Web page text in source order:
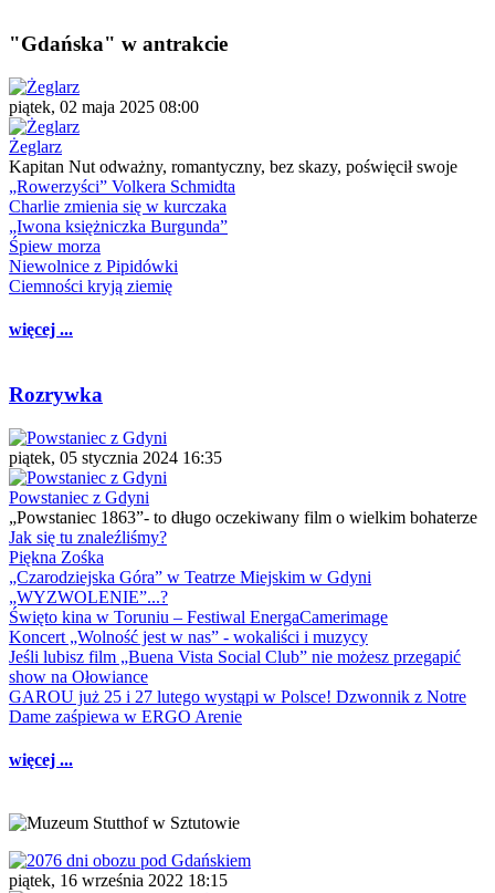
"Gdańska" w antrakcie
piątek, 02 maja 2025 08:00
Żeglarz
Kapitan Nut odważny, romantyczny, bez skazy, poświęcił swoje
„Rowerzyści” Volkera Schmidta
Charlie zmienia się w kurczaka
„Iwona księżniczka Burgunda”
Śpiew morza
Niewolnice z Pipidówki
Ciemności kryją ziemię
więcej ...
Rozrywka
piątek, 05 stycznia 2024 16:35
Powstaniec z Gdyni
„Powstaniec 1863”- to długo oczekiwany film o wielkim bohaterze
Jak się tu znaleźliśmy?
Piękna Zośka
„Czarodziejska Góra” w Teatrze Miejskim w Gdyni
„WYZWOLENIE”...?
Święto kina w Toruniu – Festiwal EnergaCamerimage
Koncert „Wolność jest w nas” - wokaliści i muzycy
Jeśli lubisz film „Buena Vista Social Club” nie możesz przegapić
show na Ołowiance
GAROU już 25 i 27 lutego wystąpi w Polsce! Dzwonnik z Notre
Dame zaśpiewa w ERGO Arenie
więcej ...
piątek, 16 września 2022 18:15